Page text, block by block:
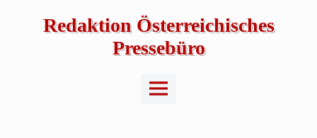
Redaktion Österreichisches
Pressebüro
Main
Menu